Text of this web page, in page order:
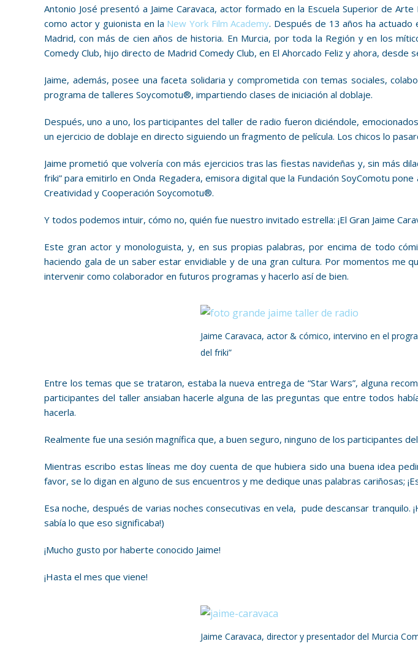
Antonio José presentó a Jaime Caravaca, actor formado en la Escuela Superior de
como actor y guionista en la New York Film Academy. Después de 13 años ha actuado
Madrid, con más de cien años de historia. En Murcia, por toda la Región y en los
Comedy Club, hijo directo de Madrid Comedy Club, en El Ahorcado Feliz y ahora,
Jaime, además, posee una faceta solidaria y comprometida con temas sociales,
programa de talleres Soycomotu®, impartiendo clases de iniciación al doblaje.
Después, uno a uno, los participantes del taller de radio fueron diciéndole,
un ejercicio de doblaje en directo siguiendo un fragmento de película. Los chicos lo
Jaime prometió que volvería con más ejercicios tras las fiestas navideñas y, sin más
friki” para emitirlo en Onda Regadera, emisora digital que la Fundación SoyComotu
Creatividad y Cooperación Soycomotu®.
Y todos podemos intuir, cómo no, quién fue nuestro invitado estrella: ¡El Gran Jaime
Este gran actor y monologuista, y, en sus propias palabras, por encima de todo
haciendo gala de un saber estar envidiable y de una gran cultura. Por momentos
intervenir como colaborador en futuros programas y hacerlo así de bien.
Jaime Caravaca, actor & cómico, intervino en el
del friki”
Entre los temas que se trataron, estaba la nueva entrega de “Star Wars”, alguna
participantes del taller ansiaban hacerle alguna de las preguntas que entre todos
hacerla.
Realmente fue una sesión magnífica que, a buen seguro, ninguno de los participantes
Mientras escribo estas líneas me doy cuenta de que hubiera sido una buena idea
favor, se lo digan en alguno de sus encuentros y me dedique unas palabras cariñosas;
Esa noche, después de varias noches consecutivas en vela, pude descansar tranquilo.
sabía lo que eso significaba!)
¡Mucho gusto por haberte conocido Jaime!
¡Hasta el mes que viene!
Jaime Caravaca, director y presentador del Murcia